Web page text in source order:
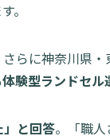
。
らに神奈川県
験型ランドセ
と回答。「職